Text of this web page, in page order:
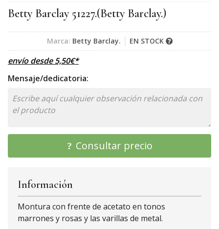
Betty Barclay 51227.(Betty Barclay.)
Marca: Betty Barclay. EN STOCK
envío desde5,50€*
Mensaje/dedicatoria:
Consultar precio
Información
Montura con frente de acetato en tonos
marrones y rosas y las varillas de metal.